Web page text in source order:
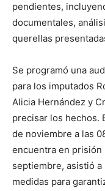
pendientes,
documentales,
querellas
Se programó una
para los imputados
Alicia Hernández y
precisar los hechos.
de noviembre a las
encuentra en prisión
septiembre, asistió
medidas para